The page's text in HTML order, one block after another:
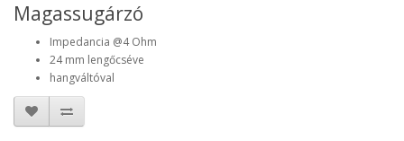
Magassugárzó
Impedancia @4 Ohm
24 mm lengőcséve
hangváltóval